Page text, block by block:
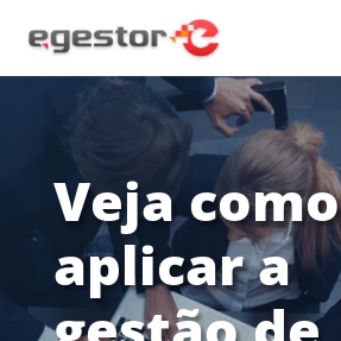
Veja como
aplicar a